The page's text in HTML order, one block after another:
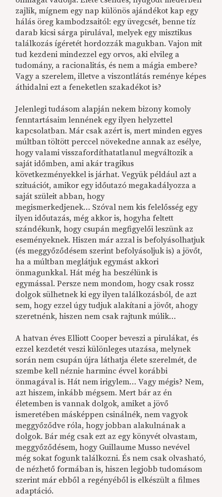
zajlik, mígnem egy nap különös ajándékot kap egy
hálás öreg kambodzsaitól: egy üvegcsét, benne tíz
darab kicsi sárga pirulával, melyek egy misztikus
találkozás ígéretét hordozzák magukban. Vajon mit
tud kezdeni mindezzel egy orvos, aki elvileg a
tudomány, a racionalitás, és nem a mágia embere?
Vagy a szerelem, illetve a viszontlátás reménye képes
áthidalni ezt a feneketlen szakadékot is?
Jelenlegi tudásom alapján nekem bizony komoly
fenntartásaim lennének egy ilyen helyzettel
kapcsolatban. Már csak azért is, mert minden egyes
múltban töltött perccel növekedne annak az esélye,
hogy valami visszafordíthatatlanul megváltozik a
saját időmben, ami akár tragikus
következményekkel is járhat. Vegyük például azt a
szituációt, amikor egy időutazó megakadályozza a
saját szüleit abban, hogy
megismerkedjenek… Szóval nem kis felelősség egy
ilyen időutazás, még akkor is, hogyha feltett
szándékunk, hogy csupán megfigyelői leszünk az
eseményeknek. Hiszen már azzal is befolyásolhatjuk
(és meggyőződésem szerint befolyásoljuk is) a jövőt,
ha a múltban meglátjuk egymást akkori
önmagunkkal. Hát még ha beszélünk is
egymással. Persze nem mondom, hogy csak rossz
dolgok sülhetnek ki egy ilyen találkozásból, de azt
sem, hogy ezzel úgy tudjuk alakítani a jövőt, ahogy
szeretnénk, hiszen nem csak rajtunk múlik…
A hatvan éves Elliott Cooper beveszi a pirulákat, és
ezzel kezdetét veszi különleges utazása, melynek
során nem csupán újra láthatja élete szerelmét, de
szembe kell néznie harminc évvel korábbi
önmagával is. Hát nem irigylem… Vagy mégis? Nem,
azt hiszem, inkább mégsem. Mert bár az én
életemben is vannak dolgok, amiket a jövő
ismeretében másképpen csinálnék, nem vagyok
meggyőződve róla, hogy jobban alakulnának a
dolgok. Bár még csak ezt az egy könyvét olvastam,
meggyőződésem, hogy Guillaume Musso nevével
még sokat fogunk találkozni. És nem csak olvasható,
de nézhető formában is, hiszen legjobb tudomásom
szerint már ebből a regényéből is elkészült a filmes
adaptáció.